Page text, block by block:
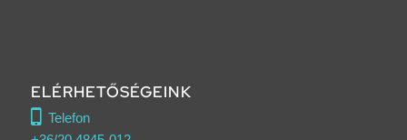
ELÉRHETŐSÉGEINK
Telefon